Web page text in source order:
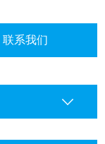
联系我们